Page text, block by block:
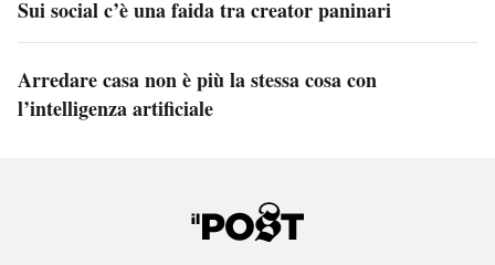
Sui social c’è una faida tra creator paninari
Arredare casa non è più la stessa cosa con
l’intelligenza artificiale